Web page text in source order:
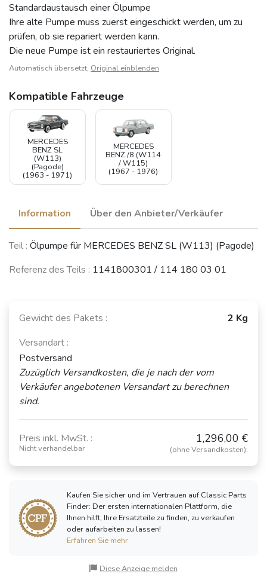
Standardaustausch einer Ölpumpe
Ihre alte Pumpe muss zuerst eingeschickt werden, um zu
prüfen, ob sie repariert werden kann.
Die neue Pumpe ist ein restauriertes Original.
Automatisch übersetzt, Original einblenden
Kompatible Fahrzeuge
MERCEDES
BENZ SL
(W113)
(Pagode)
(1963 - 1971)
MERCEDES
BENZ /8 (W114
/ W115)
(1967 - 1976)
Information Über den Anbieter/Verkäufer
Teil : Ölpumpe für MERCEDES BENZ SL (W113) (Pagode)
Referenz des Teils : 1141800301 / 114 180 03 01
Gewicht des Pakets :
2 Kg
Versandart :
Postversand
Zuzüglich Versandkosten, die je nach der vom
Verkäufer angebotenen Versandart zu berechnen
sind.
Preis inkl. MwSt. :
Nicht verhandelbar
1,296,00 €
(ohne Versandkosten):
Kaufen Sie sicher und im Vertrauen auf Classic Parts
Finder: Der ersten internationalen Plattform, die
Ihnen hilft, Ihre Ersatzteile zu finden, zu verkaufen
oder aufarbeiten zu lassen!
Erfahren Sie mehr
Diese Anzeige melden